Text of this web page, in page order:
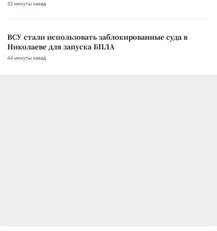
32 минуты назад
ВСУ стали использовать заблокированные суда в
Николаеве для запуска БПЛА
44 минуты назад